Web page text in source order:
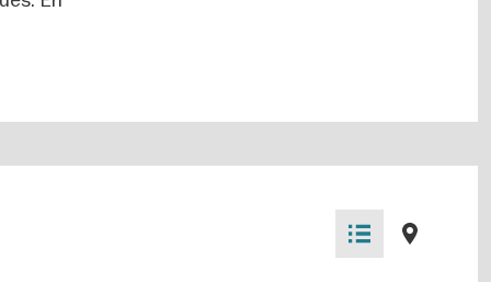
List
view
Map
view